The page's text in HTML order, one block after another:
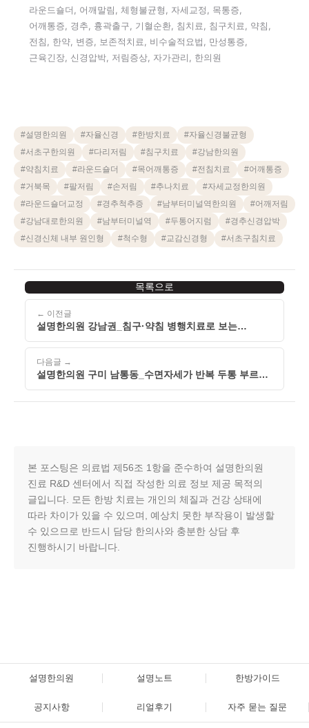
라운드숄더, 어깨말림, 체형불균형, 자세교정, 목통증,
어깨통증, 경추, 흉곽출구, 기혈순환, 침치료, 침구치료, 약침,
전침, 한약, 변증, 보존적치료, 비수술적요법, 만성통증,
근육긴장, 신경압박, 저림증상, 자가관리, 한의원
#설명한의원 #자율신경 #한방치료 #자율신경불균형
#서초구한의원 #다리저림 #침구치료 #강남한의원
#약침치료 #라운드숄더 #목어깨통증 #전침치료 #어깨통증
#거북목 #팔저림 #손저림 #추나치료 #자세교정한의원
#라운드숄더교정 #경추척추증 #남부터미널역한의원 #어깨저림
#강남대로한의원 #남부터미널역 #두통어지럼 #경추신경압박
#신경신체 내부 원인형 #척수형 #교감신경형 #서초구침치료
← 이전글
설명한의원 강남권_침구·약침 병행치료로 보는
스트레스성 안면마비
목록으로
다음글 →
설명한의원 구미 남통동_수면자세가 반복 두통 부르는
이유
본 포스팅은 의료법 제56조 1항을 준수하여 설명한의원
진료 R&D 센터에서 직접 작성한 의료 정보 제공 목적의
글입니다. 모든 한방 치료는 개인의 체질과 건강 상태에
따라 차이가 있을 수 있으며, 예상치 못한 부작용이 발생할
수 있으므로 반드시 담당 한의사와 충분한 상담 후
진행하시기 바랍니다.
설명한의원 설명노트 한방가이드
공지사항 리얼후기 자주 묻는 질문